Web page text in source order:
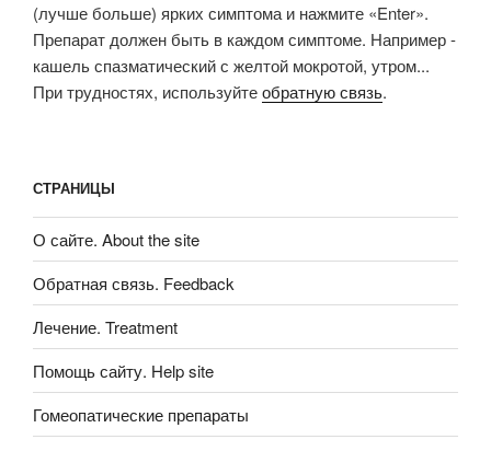
(лучше больше) ярких симптома и нажмите «Enter».
Препарат должен быть в каждом симптоме. Например -
кашель спазматический с желтой мокротой, утром...
При трудностях, используйтеобратную связь.
СТРАНИЦЫ
О сайте. About the site
Обратная связь. Feedback
Лечение. Treatment
Помощь сайту. Help site
Гомеопатические препараты